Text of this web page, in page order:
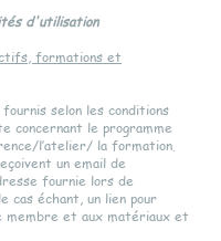
d'utilisation
formations et
selon les conditions
concernant le programme
l’atelier/ la formation.
un email de
fournie lors de
cas échant, un lien pour
membre et aux matériaux et